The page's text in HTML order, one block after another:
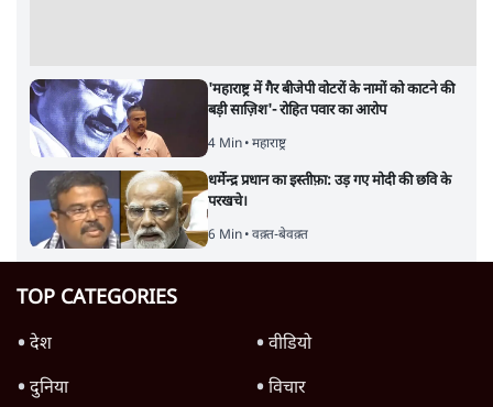
'महाराष्ट्र में गैर बीजेपी वोटरों के नामों को काटने की
बड़ी साज़िश'- रोहित पवार का आरोप
4 Min• महाराष्ट्र
धर्मेन्द्र प्रधान का इस्तीफ़ा: उड़ गए मोदी की छवि के
परखचे।
6 Min• वक़्त-बेवक़्त
TOP CATEGORIES
देश
वीडियो
दुनिया
विचार